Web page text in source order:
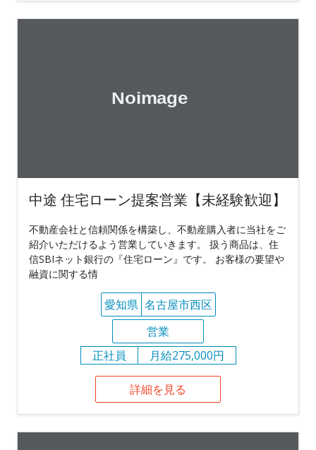
中途 住宅ローン提案営業【未経験歓迎】
不動産会社と信頼関係を構築し、不動産購入者に当社をご
紹介いただけるよう営業していきます。 扱う商品は、住
信SBIネット銀行の『住宅ローン』です。 お客様の要望や
融資に関する情
愛知県 名古屋市西区
営業
正社員
月給275,000円
詳細を見る